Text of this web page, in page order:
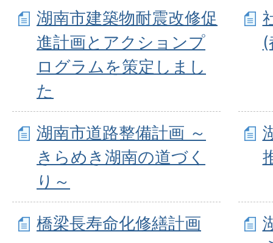
湖南市建築物耐震改修促
進計画とアクションプ
ログラムを策定しまし
た
湖南市道路整備計画 ～
きらめき湖南の道づく
り～
橋梁長寿命化修繕計画